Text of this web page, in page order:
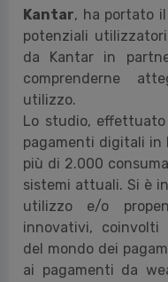
Kantar, ha portato
potenziali
da Kantar in
comprenderne
utilizzo.
Lo studio,
pagamenti digitali in
più di 2.000
sistemi attuali. Si è
utilizzo e/o
innovativi, coinvolti
del mondo dei
ai pagamenti da